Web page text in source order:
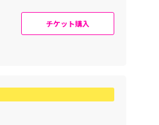
チケット購入